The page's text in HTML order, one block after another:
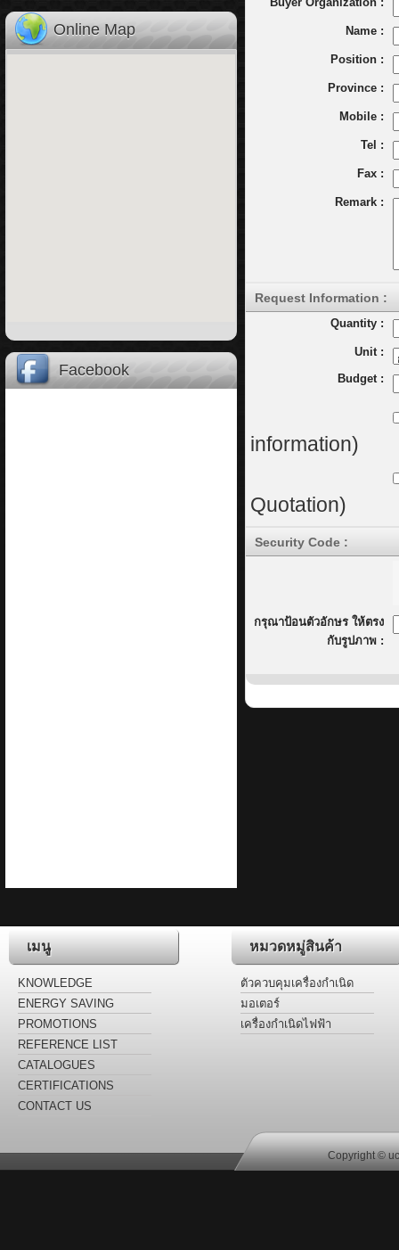
Name :
Position :
Province :
Mobile :
Tel :
Fax :
Remark :
Request Information :
Quantity :
Unit :
Budget :
information)
Quotation)
Security Code :
กรุณาป้อนตัวอักษร ให้ตรง
กับรูปภาพ :
Online Map
Facebook
เมนู
KNOWLEDGE
ENERGY SAVING
LABEL
PROMOTIONS
REFERENCE LIST
CATALOGUES
CERTIFICATIONS
CONTACT US
หมวดหมู่สินค้า
ตัวควบคุมเครื่องกำเนิด
ไฟฟ้า
มอเตอร์
เครื่องกำเนิดไฟฟ้า
Copyright ©